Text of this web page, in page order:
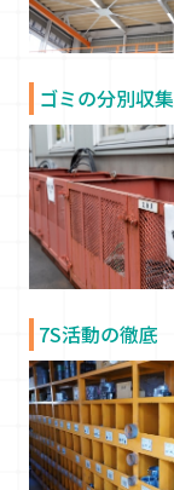
ゴミの分別収集
7S活動の徹底